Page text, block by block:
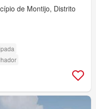
de Montijo, Distrito